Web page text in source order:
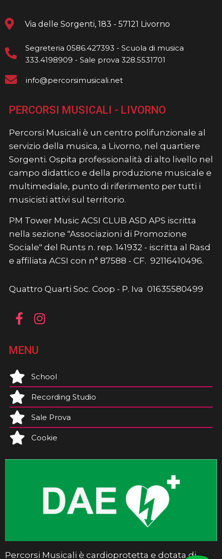
Via delle Sorgenti, 183 - 57121 Livorno
Segreteria 0586.427393 - Scuola di musica
333.4198909 - Sale prova 328.5531701
info@percorsimusicali.net
PERCORSI MUSICALI - LIVORNO
Percorsi Musicali è un centro polifunzionale al
servizio della musica, a Livorno, nel quartiere
Sorgenti. Ospita professionalità di alto livello nel
campo didattico e della produzione musicale e
multimediale, punto di riferimento per tutti i
musicisti attivi sul territorio.
PM Tower Music ACSI CLUB ASD APS iscritta
nella sezione "Associazioni di Promozione
Sociale" del Runts n. rep. 141932 - iscritta al Rasd
e affiliata ACSI con n° 87588 - CF. 92116410496.
Quattro Quarti Soc. Coop - P. Iva 01635580499
MENU
School
Recording Studio
Sale Prova
Cookie
Percorsi Musicali è cardioprotetta e dotata di